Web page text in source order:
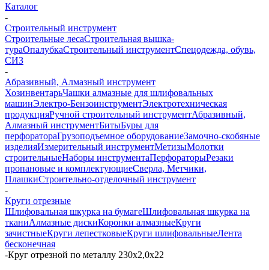
Каталог
-
Строительный инструмент
Строительные лесаСтроительная вышка-
тураОпалубкаСтроительный инструментСпецодежда, обувь,
СИЗ
-
Абразивный, Алмазный инструмент
ХозинвентарьЧашки алмазные для шлифовальных
машинЭлектро-БензоинструментЭлектротехническая
продукцияРучной строительный инструментАбразивный,
Алмазный инструментБитыБуры для
перфоратораГрузоподъемное оборудованиеЗамочно-скобяные
изделияИзмерительный инструментМетизыМолотки
строительныеНаборы инструментаПерфораторыРезаки
пропановые и комплектующиеСверла, Метчики,
ПлашкиСтроительно-отделочный инструмент
-
Круги отрезные
Шлифовальная шкурка на бумагеШлифовальная шкурка на
тканиАлмазные дискиКоронки алмазныеКруги
зачистныеКруги лепестковыеКруги шлифовальныеЛента
бесконечная
-Круг отрезной по металлу 230х2,0х22